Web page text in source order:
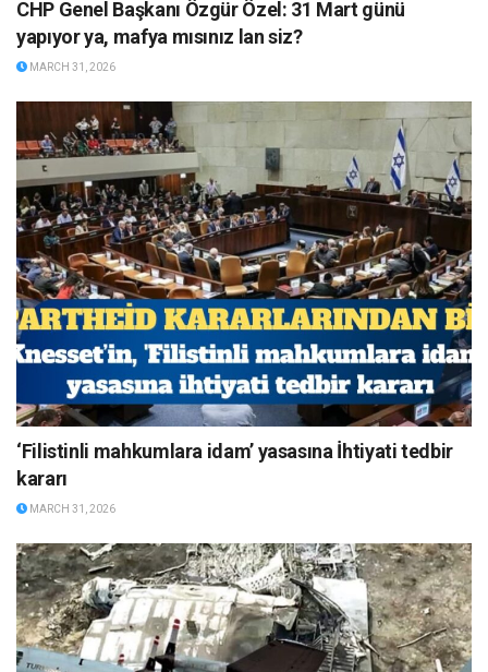
CHP Genel Başkanı Özgür Özel: 31 Mart günü
yapıyor ya, mafya mısınız lan siz?
MARCH 31, 2026
‘Filistinli mahkumlara idam’ yasasına İhtiyati tedbir
kararı
MARCH 31, 2026